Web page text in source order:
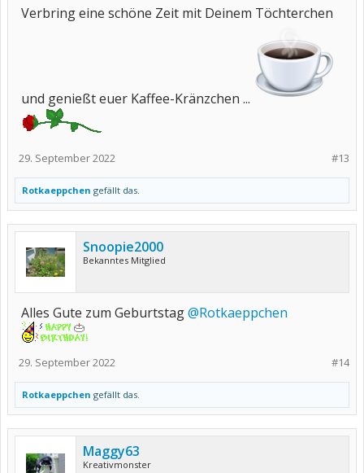
Verbring eine schöne Zeit mit Deinem Töchterchen
und genießt euer Kaffee-Kränzchen ...
#13
29. September 2022
Rotkaeppchen gefällt das.
Snoopie2000
Bekanntes Mitglied
Alles Gute zum Geburtstag@Rotkaeppchen
#14
29. September 2022
Rotkaeppchen gefällt das.
Maggy63
Kreativmonster